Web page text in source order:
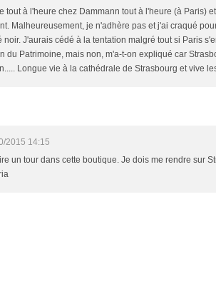
tout à l'heure chez Dammann tout à l'heure (à Paris)
Malheureusement, je n'adhère pas et j'ai craqué
noir. J'aurais cédé à la tentation malgré tout si Paris
du Patrimoine, mais non, m'a-t-on expliqué car
Longue vie à la cathédrale de Strasbourg et vive
2015 14:15
un tour dans cette boutique. Je dois me rendre sur